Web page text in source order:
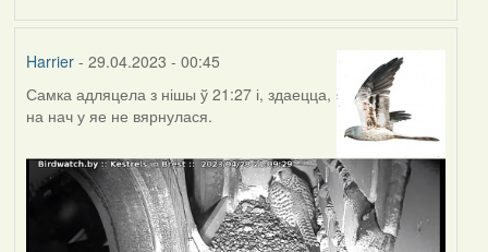
Harrier- 29.04.2023 - 00:45
Самка адляцела з нішы ў 21:27 і, здаецца,
на нач у яе не вярнулася.